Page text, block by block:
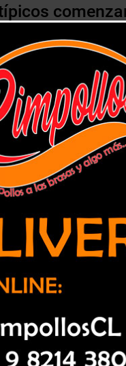
Patrias
Quillota
los privados de libertad